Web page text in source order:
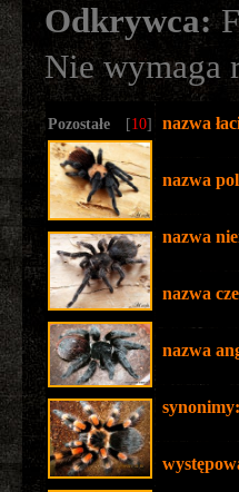
Odkrywca:
Nie wymaga
Pozostałe [10] nazwa
nazwa
nazwa
nazwa
nazwa
synonimy: